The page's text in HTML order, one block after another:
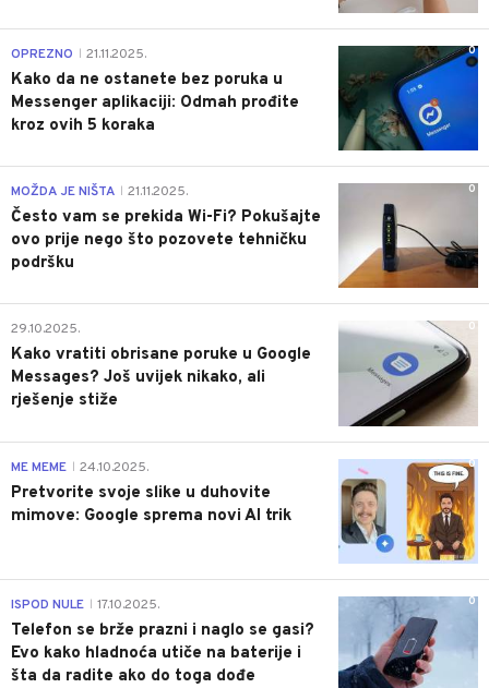
0
OPREZNO 21.11.2025.
Kako da ne ostanete bez poruka u
Messenger aplikaciji: Odmah prođite
kroz ovih 5 koraka
0
MOŽDA JE NIŠTA 21.11.2025.
Često vam se prekida Wi-Fi? Pokušajte
ovo prije nego što pozovete tehničku
podršku
0
29.10.2025.
Kako vratiti obrisane poruke u Google
Messages? Još uvijek nikako, ali
rješenje stiže
0
ME MEME 24.10.2025.
Pretvorite svoje slike u duhovite
mimove: Google sprema novi AI trik
0
ISPOD NULE 17.10.2025.
Telefon se brže prazni i naglo se gasi?
Evo kako hladnoća utiče na baterije i
šta da radite ako do toga dođe